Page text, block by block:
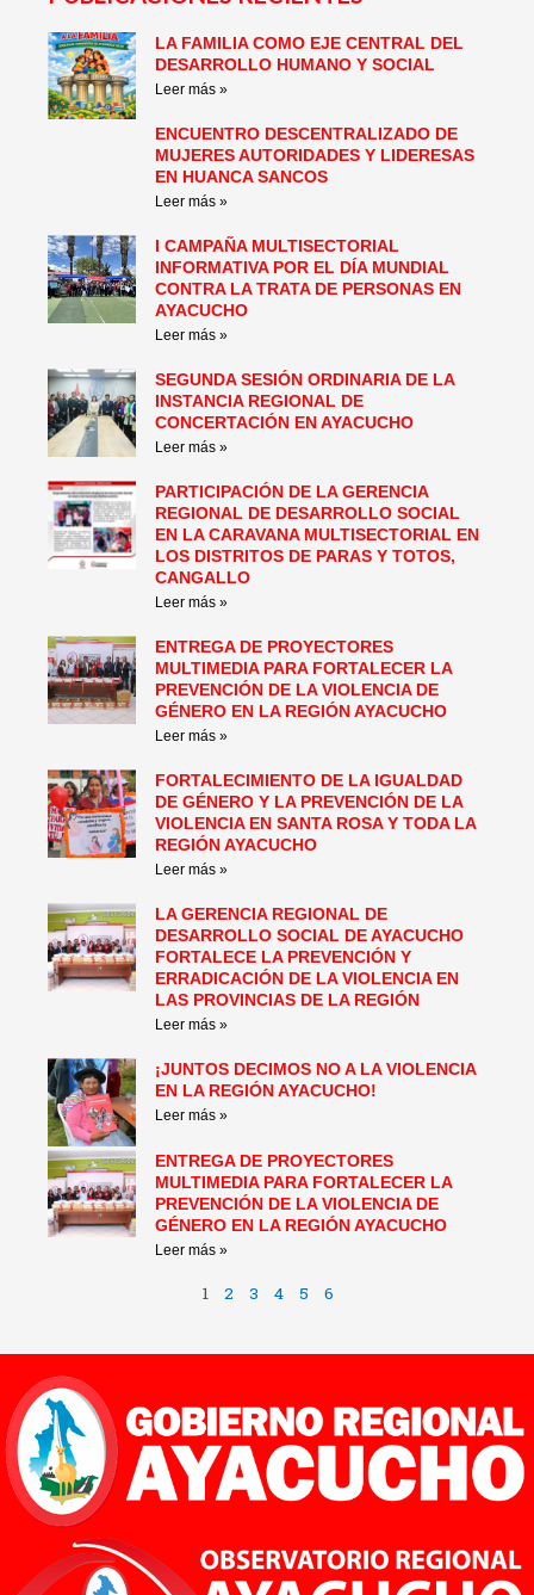
LA FAMILIA COMO EJE CENTRAL DEL
DESARROLLO HUMANO Y SOCIAL
Leer más »
ENCUENTRO DESCENTRALIZADO DE
MUJERES AUTORIDADES Y LIDERESAS
EN HUANCA SANCOS
Leer más »
I CAMPAÑA MULTISECTORIAL
INFORMATIVA POR EL DÍA MUNDIAL
CONTRA LA TRATA DE PERSONAS EN
AYACUCHO
Leer más »
SEGUNDA SESIÓN ORDINARIA DE LA
INSTANCIA REGIONAL DE
CONCERTACIÓN EN AYACUCHO
Leer más »
PARTICIPACIÓN DE LA GERENCIA
REGIONAL DE DESARROLLO SOCIAL
EN LA CARAVANA MULTISECTORIAL EN
LOS DISTRITOS DE PARAS Y TOTOS,
CANGALLO
Leer más »
ENTREGA DE PROYECTORES
MULTIMEDIA PARA FORTALECER LA
PREVENCIÓN DE LA VIOLENCIA DE
GÉNERO EN LA REGIÓN AYACUCHO
Leer más »
FORTALECIMIENTO DE LA IGUALDAD
DE GÉNERO Y LA PREVENCIÓN DE LA
VIOLENCIA EN SANTA ROSA Y TODA LA
REGIÓN AYACUCHO
Leer más »
LA GERENCIA REGIONAL DE
DESARROLLO SOCIAL DE AYACUCHO
FORTALECE LA PREVENCIÓN Y
ERRADICACIÓN DE LA VIOLENCIA EN
LAS PROVINCIAS DE LA REGIÓN
Leer más »
¡JUNTOS DECIMOS NO A LA VIOLENCIA
EN LA REGIÓN AYACUCHO!
Leer más »
ENTREGA DE PROYECTORES
MULTIMEDIA PARA FORTALECER LA
PREVENCIÓN DE LA VIOLENCIA DE
GÉNERO EN LA REGIÓN AYACUCHO
Leer más »
Page
1
Page
2
Page
3
Page
4
Page
5
Page
6